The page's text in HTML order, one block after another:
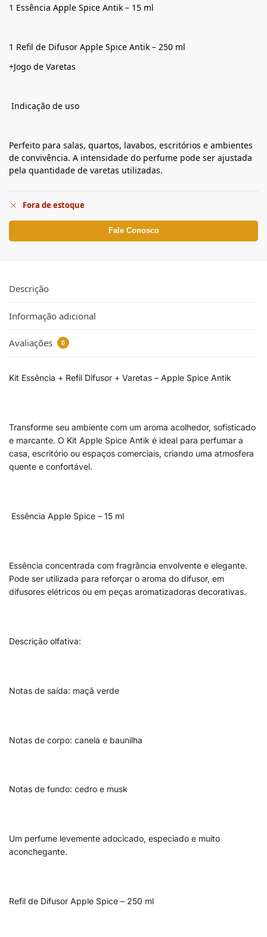
1 Essência Apple Spice Antik – 15 ml
1 Refil de Difusor Apple Spice Antik – 250 ml
+Jogo de Varetas
Indicação de uso
Perfeito para salas, quartos, lavabos, escritórios e ambientes
de convivência. A intensidade do perfume pode ser ajustada
pela quantidade de varetas utilizadas.
Fora de estoque
Fale Conosco
Descrição
Informação adicional
Avaliações 0
Kit Essência + Refil Difusor + Varetas – Apple Spice Antik
Transforme seu ambiente com um aroma acolhedor, sofisticado
e marcante. O Kit Apple Spice Antik é ideal para perfumar a
casa, escritório ou espaços comerciais, criando uma atmosfera
quente e confortável.
Essência Apple Spice – 15 ml
Essência concentrada com fragrância envolvente e elegante.
Pode ser utilizada para reforçar o aroma do difusor, em
difusores elétricos ou em peças aromatizadoras decorativas.
Descrição olfativa:
Notas de saída: maçã verde
Notas de corpo: canela e baunilha
Notas de fundo: cedro e musk
Um perfume levemente adocicado, especiado e muito
aconchegante.
Refil de Difusor Apple Spice – 250 ml